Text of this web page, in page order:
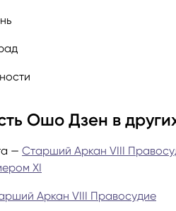
Ошо Дзен в
— Старший Аркан VIII
XI
Аркан VIII Правосудие